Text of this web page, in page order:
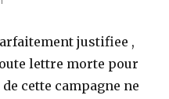
justifiee ,
lettre morte pour
cette campagne ne